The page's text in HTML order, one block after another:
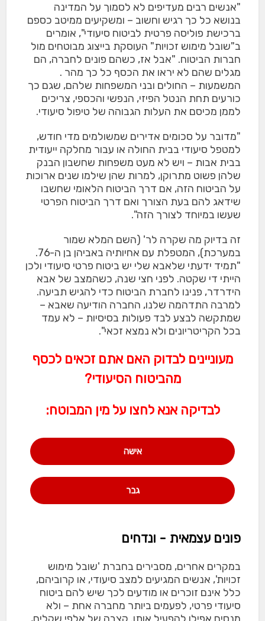
"אנשים רבים מעדיפים לא לסמוך על המדינה
בנושא כל כך רגיש וחשוב – ומשקיעים ממיטב כספם
ברכישת פוליסה פרטית לביטוח סיעודי", אומרים
ב"שובל מימוש זכויות" העוסקת בייצוג מבוטחים מול
חברות הביטוח. "אבל אז, כשהם פונים לחברה, הם
מגלים שהם לא יראו את הכסף כל כך מהר .
המשמעות – החולים ובני המשפחות שלהם, שגם כך
כורעים תחת הנטל הפיזי, הנפשי והכספי, צריכים
לממן מכיסם את העלות הגבוהה של טיפול סיעודי.
"מדובר על סכומים אדירים שמשולמים מדי חודש,
למטפל סיעודי בבית החולה או עבור מחלקה ייעודית
בבית אבות – ויש לא מעט משפחות שחשבון הבנק
שלהן פשוט מתרוקן, למרות שהן שילמו שנים ארוכות
על הביטוח הזה, אם דרך הביטוח הלאומי שחשבו
שידאג להם בעת הצורך ואם דרך הביטוח הפרטי
שעשו במיוחד לצורך הזה".
זה בדיוק מה שקרה לר' (השם המלא שמור
במערכת), המטפלת עם אחיותיה באביהן בן ה-76.
"תמיד ידעתי שלאבא שלי יש ביטוח פרטי סיעודי ולכן
הייתי די שקטה. לפני חצי שנה, כשהמצב של אבא
הידרדר, פנינו לחברת הביטוח כדי להגיש תביעה.
למרבה התדהמה שלנו, החברה הודיעה שאבא –
שמתקשה לבצע לבד פעולות בסיסיות – לא עמד
בכל הקריטריונים ולא נמצא זכאי".
מעוניינים לבדוק האם אתם זכאים לכסף
מהביטוח הסיעודי?
לבדיקה אנא לחצו על מין המבוטח:
אישה
גבר
פונים עצמאית - ונדחים
במקרים אחרים, מסבירים בחברת 'שובל מימוש
זכויות', אנשים המגיעים למצב סיעודי, או קרוביהם,
כלל אינם זוכרים או מודעים לכך שיש להם ביטוח
סיעודי פרטי, לפעמים ביותר מחברה אחת – ולא